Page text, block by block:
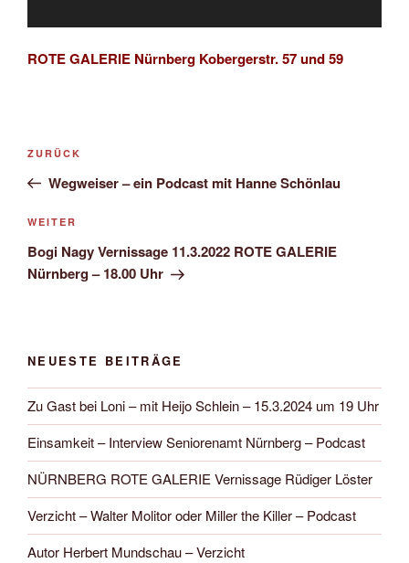
ROTE GALERIE Nürnberg Kobergerstr. 57 und 59
Beitragsnavigation
Vorheriger
Beitrag
ZURÜCK
Wegweiser – ein Podcast mit Hanne Schönlau
Nächster
Beitrag
WEITER
Bogi Nagy Vernissage 11.3.2022 ROTE GALERIE
Nürnberg – 18.00 Uhr
NEUESTE BEITRÄGE
Zu Gast bei Loni – mit Heijo Schlein – 15.3.2024 um 19 Uhr
Einsamkeit – Interview Seniorenamt Nürnberg – Podcast
NÜRNBERG ROTE GALERIE Vernissage Rüdiger Löster
Verzicht – Walter Molitor oder Miller the Killer – Podcast
Autor Herbert Mundschau – Verzicht